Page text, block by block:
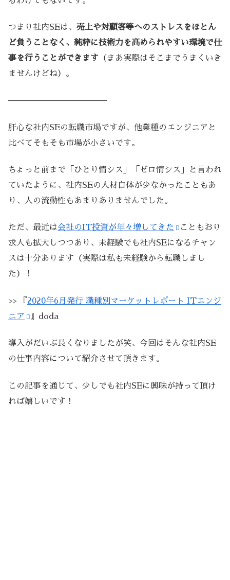
つまり社内SEは、 売上や対顧客等へのストレスをほとん
ど負うことなく、純粋に技術力を高められやすい環境で仕
事を行うことができます （まあ実際はそこまでうまくいき
ませんけどね）。
————————————
肝心な社内SEの転職市場ですが、他業種のエンジニアと
比べてそもそも市場が小さいです。
ちょっと前まで「ひとり情シス」「ゼロ情シス」と言われ
ていたように、社内SEの人材自体が少なかったこともあ
り、人の流動性もあまりありませんでした。
ただ、最近は会社のIT投資が年々増してきた
こともおり
求人も拡大しつつあり、未経験でも社内SEになるチャン
スは十分あります（実際は私も未経験から転職しまし
た）！
>> 『 2020年6月発行 職種別マーケットレポート ITエンジ
ニア
』doda
導入がだいぶ長くなりましたが笑、今回はそんな社内SE
の仕事内容について紹介させて頂きます。
この記事を通じて、少しでも社内SEに興味が持って頂け
れば嬉しいです！